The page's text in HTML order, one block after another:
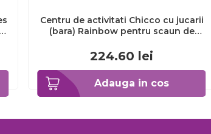
Adauga in cos
Centru de activitati Chicco cu jucarii
(bara) Rainbow pentru scaun de
CHC8714393-8
224.60 lei